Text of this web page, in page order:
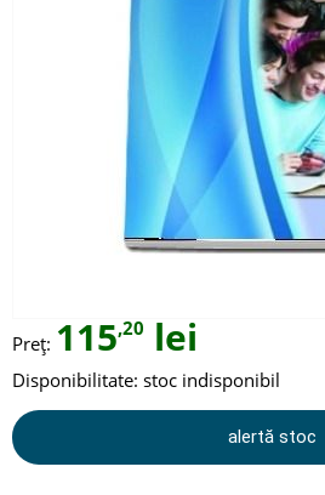
Preț: 115,20 lei
Disponibilitate: stoc indisponibil
alertă stoc